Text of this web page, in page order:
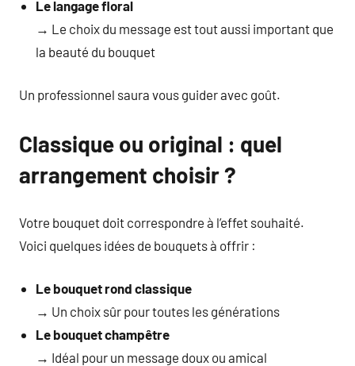
Le langage floral
→ Le choix du message est tout aussi important que
la beauté du bouquet
Un professionnel saura vous guider avec goût.
Classique ou original : quel
arrangement choisir ?
Votre bouquet doit correspondre à l’effet souhaité.
Voici quelques idées de bouquets à offrir :
Le bouquet rond classique
→ Un choix sûr pour toutes les générations
Le bouquet champêtre
→ Idéal pour un message doux ou amical